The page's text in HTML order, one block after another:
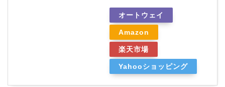
オートウェイ
Amazon
楽天市場
Yahooショッピング